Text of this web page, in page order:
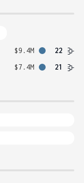
$9.4M
22
$7.4M 21